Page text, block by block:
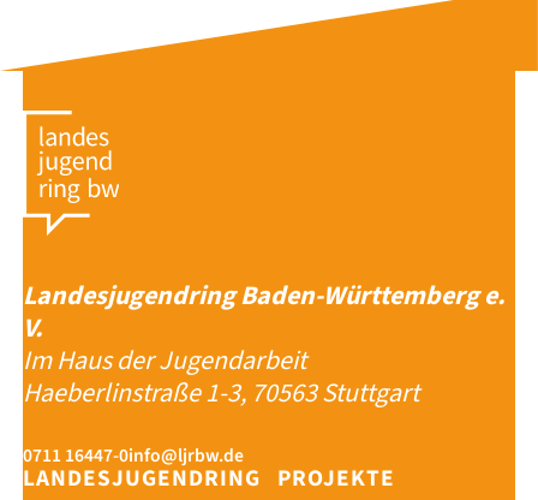
Landesjugendring Baden-Württemberg e.
V.
Im Haus der Jugendarbeit
Haeberlinstraße 1-3, 70563 Stuttgart
0711 16447-0info@ljrbw.de
LANDESJUGENDRING PROJEKTE